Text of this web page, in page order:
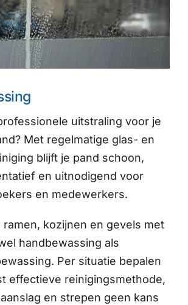
uitstraling voor je
Met regelmatige glas- en
blijft je pand schoon,
en uitnodigend voor
en medewerkers.
ramen, kozijnen en gevels met
handbewassing als
Per situatie bepalen
effectieve reinigingsmethode,
en strepen geen kans